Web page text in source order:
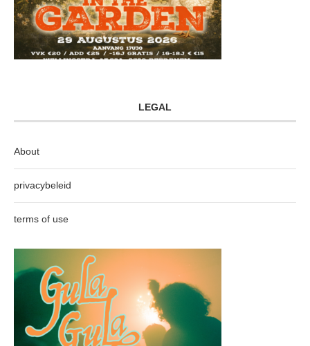
LEGAL
About
privacybeleid
terms of use